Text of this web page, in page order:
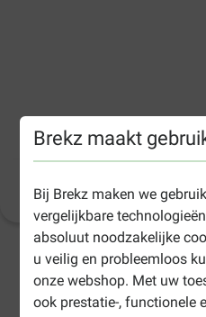
Brekz maakt
Bij Brekz maken we
vergelijkbare
absoluut noodzakelijke
u veilig en probleemloos
onze webshop. Met uw
ook prestatie-, functionele
CaroCroc Puppy
(41)
1-3